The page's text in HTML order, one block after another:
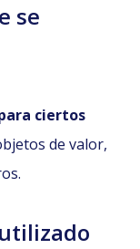
se
ciertos
de valor,